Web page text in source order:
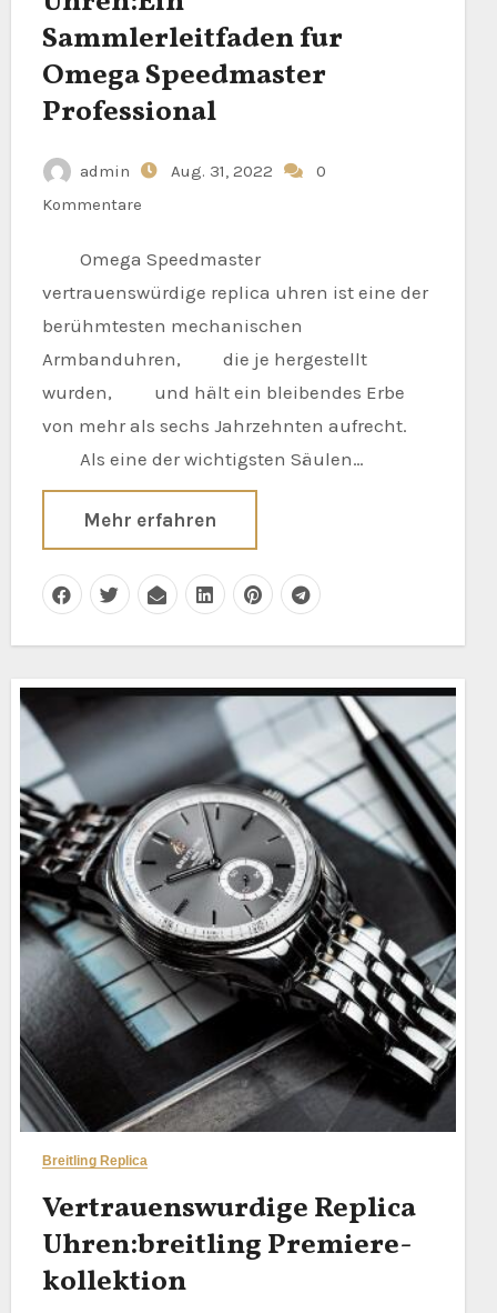
Sammlerleitfaden fur
Omega Speedmaster
Professional
admin Aug. 31, 2022
0
Kommentare
Omega Speedmaster
vertrauenswürdige replica uhren ist eine der
berühmtesten mechanischen
Armbanduhren, die je hergestellt
wurden, und hält ein bleibendes Erbe
von mehr als sechs Jahrzehnten aufrecht.
Als eine der wichtigsten Säulen…
Mehr erfahren
Breitling Replica
Vertrauenswurdige Replica
Uhren:breitling Premiere-
kollektion